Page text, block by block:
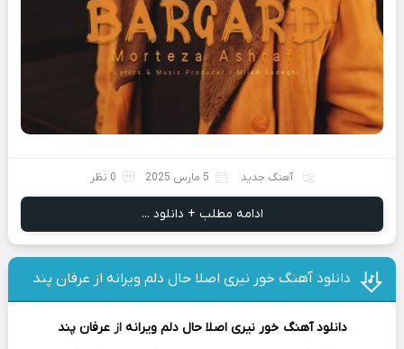
آهنگ جدید 5 مارس 2025 0 نظر
ادامه مطلب + دانلود ...
دانلود آهنگ خور نیری اصلا حال دلم ویرانه از عرفان پند
دانلود آهنگ خور نیری اصلا حال دلم ویرانه ازعرفان پند